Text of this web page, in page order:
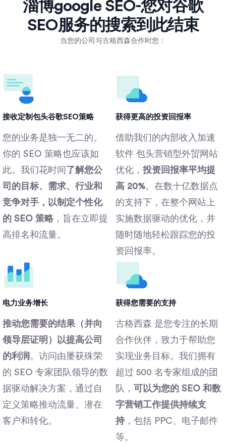
淄博google SEO-您对谷歌
SEO服务的搜索到此结束
当您的公司与古格西森合作时您：
接收定制包头谷歌SEO策略
您的业​​务是独一无二的。
你的 SEO 策略也应该如
此。我们花时间 了解您公
司的目标、需求、行业和
竞争对手，以制定个性化
的 SEO 策略 ，旨在立即提
高排名和流量。
获得更高的投资回报率
借助我们的内部收入加速
软件 包头营销型外贸网站
优化， 投资回报率平均提
高 20%。在数十亿数据点
的支持下，在整个网站上
实施数据驱动的优化，并
随时随地轻松跟踪您的投
资回报率。
电力业务增长
推动您需要的结果（并向
领导层证明）以提高公司
的利润 。访问由屡获殊荣
的 SEO 专家团队领导的数
据驱动解决方案，通过自
定义策略推动流量、潜在
客户和转化。
获得您需要的支持
古格西森 是您专注的长期
合作伙伴，致力于帮助您
实现业务目标。我们拥有
超过 500 名专家组成的团
队， 可以为您的 SEO 和数
字营销工作提供持续支
持，包括 PPC、电子邮件
等。